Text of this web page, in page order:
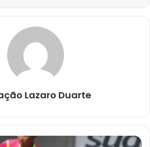
Lazaro Duarte